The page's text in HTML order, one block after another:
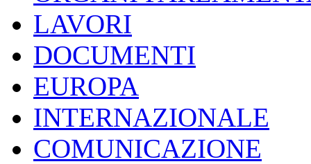
LAVORI
DOCUMENTI
EUROPA
INTERNAZIONALE
COMUNICAZIONE